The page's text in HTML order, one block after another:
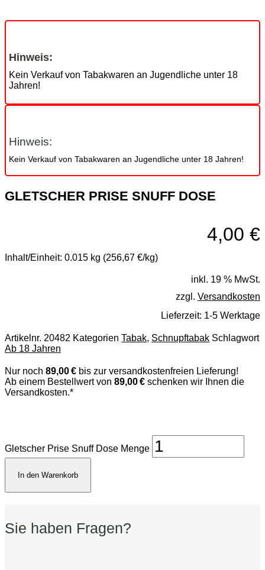
Hinweis:
Kein Verkauf von Tabakwaren an Jugendliche unter 18
Jahren!
Hinweis:
Kein Verkauf von Tabakwaren an Jugendliche unter 18 Jahren!
GLETSCHER PRISE SNUFF DOSE
4,00 €
Inhalt/Einheit: 0.015 kg (256,67 €/kg)
inkl. 19 % MwSt.
zzgl. Versandkosten
Lieferzeit: 1-5 Werktage
Artikelnr. 20482 Kategorien Tabak, Schnupftabak Schlagwort
Ab 18 Jahren
Nur noch 89,00 € bis zur versandkostenfreien Lieferung!
Ab einem Bestellwert von 89,00 € schenken wir Ihnen die
Versandkosten.*
Gletscher Prise Snuff Dose Menge
In den Warenkorb
Sie haben Fragen?